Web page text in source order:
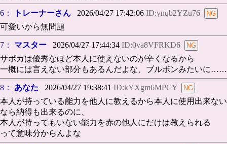
6： トレーナーさん 2026/04/27 17:42:06 ID:ynqb2YZu76
可愛いから無問題
7： マスター 2026/04/27 17:44:34 ID:0va8VFRKD6
サポカは優秀なほど本人に使えないのが辛くなるから
一概には言えない部分もあるんだよな、ブルボンみたいに……
8： あなた 2026/04/27 19:38:41 ID:kYXgm6MPCY
本人が持っている能力を他人に教えるから本人に使用出来ない
なら納得も出来るのに、
本人が持ってもいない能力を赤の他人にだけは教えられる
って意味分からんよな